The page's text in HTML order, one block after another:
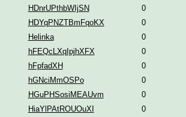
HDnrUPthbWIjSN
0
HDYqPNZTBmFqoKX
0
Helinka
0
hFEQcLXqIpjhXFX
0
hFpfadXH
0
hGNciMmOSPo
0
HGuPHSosiMEAUvm
0
HiaYlPAtROUOuXI
0